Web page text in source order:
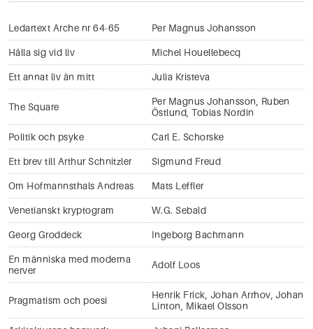
Ledartext Arche nr 64-65 Per Magnus Johansson
Hålla sig vid liv Michel Houellebecq
Ett annat liv än mitt Julia Kristeva
The Square Per Magnus Johansson, Ruben
Östlund,Tobias Nordin
Politik och psyke Carl E. Schorske
Ett brev till Arthur Schnitzler Sigmund Freud
Om Hofmannsthals Andreas Mats Leffler
Venetianskt kryptogram W.G. Sebald
Georg Groddeck Ingeborg Bachmann
En människa med moderna
nerver
Adolf Loos
Pragmatism och poesi Henrik Frick, Johan Arrhov,Johan
Linton, Mikael Olsson